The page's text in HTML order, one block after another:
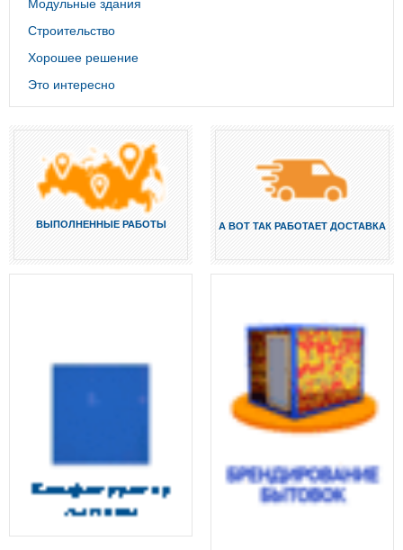
Строительство
Хорошее решение
Это интересно
ВЫПОЛНЕННЫЕ РАБОТЫ А ВОТ ТАК РАБОТАЕТ ДОСТАВКА